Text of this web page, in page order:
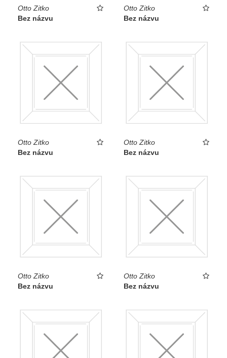
Otto Zitko
Bez názvu
Otto Zitko
Bez názvu
Otto Zitko
Bez názvu
Otto Zitko
Bez názvu
Otto Zitko
Bez názvu
Otto Zitko
Bez názvu